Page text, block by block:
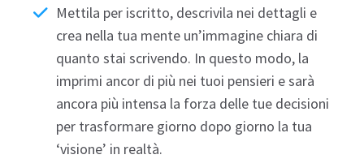
Mettila per iscritto, descrivila nei dettagli e
crea nella tua mente un’immagine chiara di
quanto stai scrivendo. In questo modo, la
imprimi ancor di più nei tuoi pensieri e sarà
ancora più intensa la forza delle tue decisioni
per trasformare giorno dopo giorno la tua
‘visione’ in realtà.